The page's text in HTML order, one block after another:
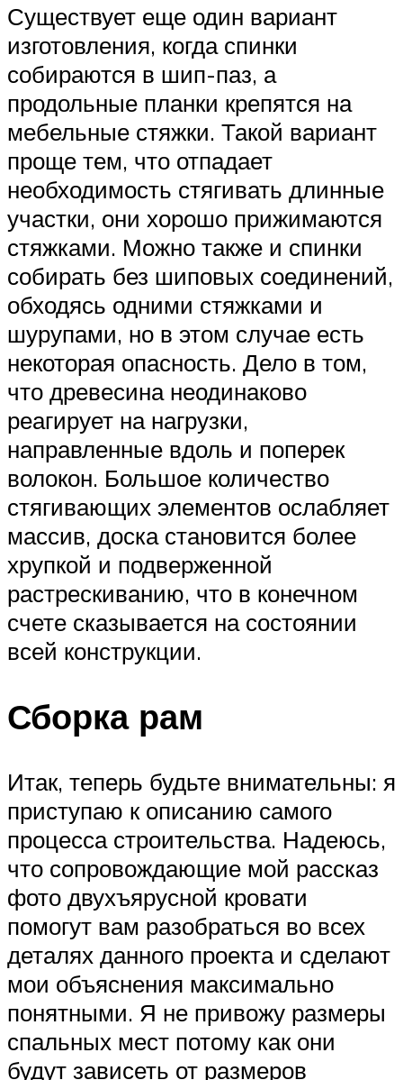
Существует еще один вариант
изготовления, когда спинки
собираются в шип-паз, а
продольные планки крепятся на
мебельные стяжки. Такой вариант
проще тем, что отпадает
необходимость стягивать длинные
участки, они хорошо прижимаются
стяжками. Можно также и спинки
собирать без шиповых соединений,
обходясь одними стяжками и
шурупами, но в этом случае есть
некоторая опасность. Дело в том,
что древесина неодинаково
реагирует на нагрузки,
направленные вдоль и поперек
волокон. Большое количество
стягивающих элементов ослабляет
массив, доска становится более
хрупкой и подверженной
растрескиванию, что в конечном
счете сказывается на состоянии
всей конструкции.
Сборка рам
Итак, теперь будьте внимательны: я
приступаю к описанию самого
процесса строительства. Надеюсь,
что сопровождающие мой рассказ
фото двухъярусной кровати
помогут вам разобраться во всех
деталях данного проекта и сделают
мои объяснения максимально
понятными. Я не привожу размеры
спальных мест потому как они
будут зависеть от размеров